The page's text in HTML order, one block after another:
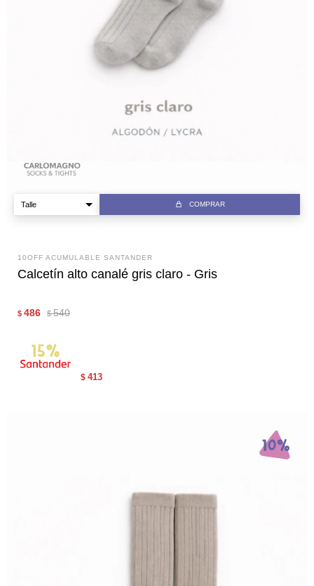
COMPRAR
10OFF ACUMULABLE SANTANDER
Calcetín alto canalé gris claro - Gris
$ 486 $ 540
$ 413